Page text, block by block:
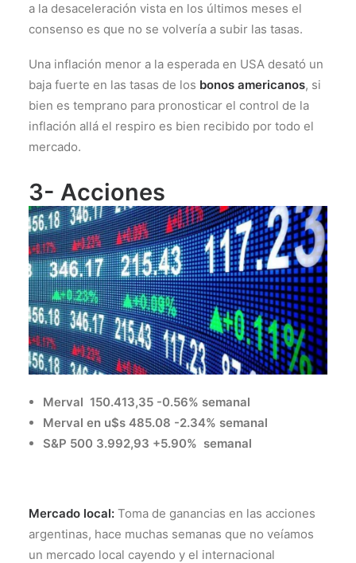
a la desaceleración vista en los últimos meses el
consenso es que no se volvería a subir las tasas.
Una inflación menor a la esperada en USA desató un
baja fuerte en las tasas de los bonos americanos, si
bien es temprano para pronosticar el control de la
inflación allá el respiro es bien recibido por todo el
mercado.
3- Acciones
Merval 150.413,35 -0.56% semanal
Merval en u$s 485.08 -2.34% semanal
S&P 500 3.992,93 +5.90% semanal
Mercado local: Toma de ganancias en las acciones
argentinas, hace muchas semanas que no veíamos
un mercado local cayendo y el internacional